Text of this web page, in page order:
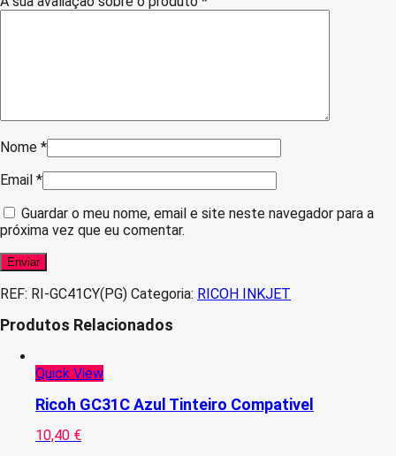
Nome *
Email *
Guardar o meu nome, email e site neste navegador para a
próxima vez que eu comentar.
REF: RI-GC41CY(PG) Categoria: RICOH INKJET
Produtos Relacionados
Quick View
Ricoh GC31C Azul Tinteiro Compativel
10,40 €